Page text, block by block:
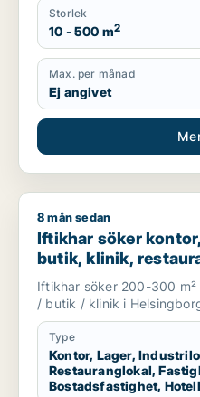
Storlek
10 - 500 m2
Max. per månad
Ej angivet
Iftikhar söker kontor,
8 mån sedan
Iftikhar söker
butik, klinik,
fastighetsmark,
eller garage till salu
Iftikhar söker 200-300
/ butik / klinik i
Type
Kontor, Lager,
Restauranglokal,
Bostadsfastighet,